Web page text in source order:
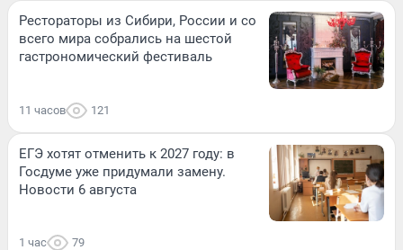
Рестораторы из Сибири, России и со
всего мира собрались на шестой
гастрономический фестиваль
11 часов 121
ЕГЭ хотят отменить к 2027 году: в
Госдуме уже придумали замену.
Новости 6 августа
1 час 79